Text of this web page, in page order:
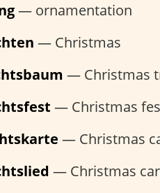
— ornamentation
— Christmas
— Christmas
— Christmas
— Christmas
— Christmas